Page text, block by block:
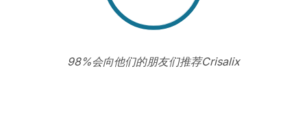
98%会向他们的朋友们推荐Crisalix